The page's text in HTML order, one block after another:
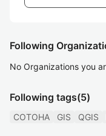
Following
No Organizations you
Following tags(5)
COTOHA GIS QGIS